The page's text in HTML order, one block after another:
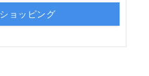
ョッピング